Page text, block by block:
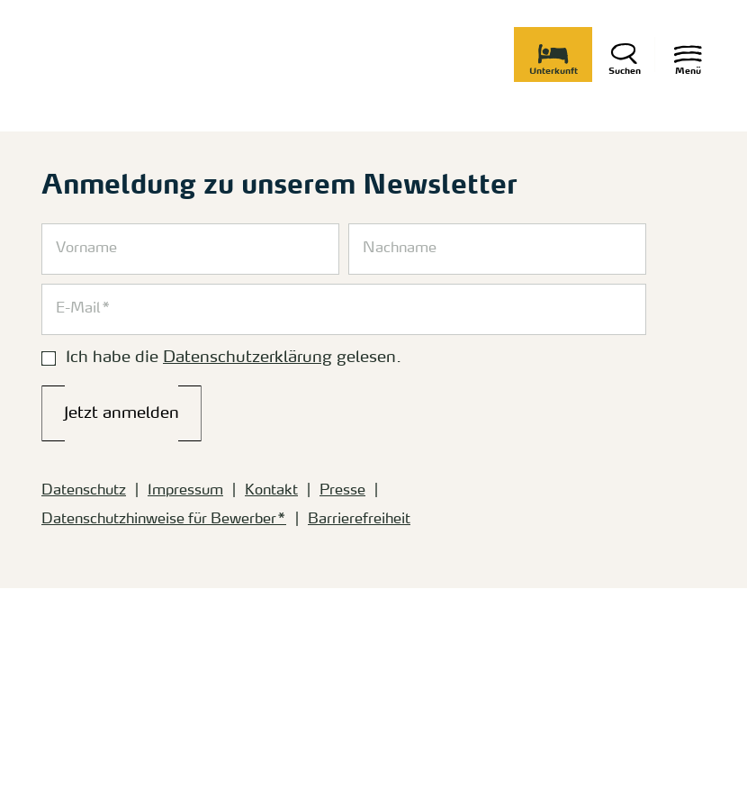
Menü
Suchen
Unterkunft
Anmeldung zu unserem Newsletter
Ich habe die Datenschutzerklärung gelesen.
Jetzt anmelden
Datenschutz Impressum Kontakt
Presse
Datenschutzhinweise für Bewerber*
Barrierefreiheit